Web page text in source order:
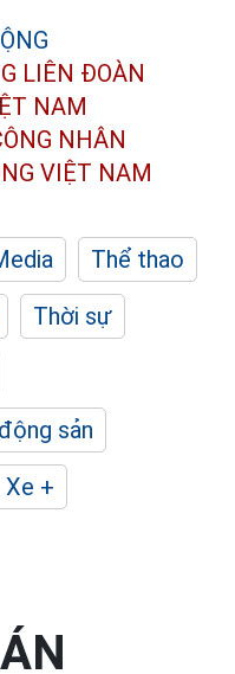
LIÊN ĐOÀN
NAM
NHÂN
VIỆT NAM
Thể thao
Thời sự
sản
Xe +